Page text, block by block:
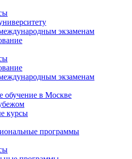
экзаменам
экзаменам
обучение в Москве
курсы
программы